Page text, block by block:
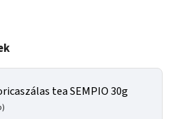
tea SEMPIO 30g